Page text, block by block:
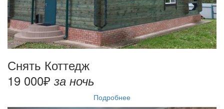
Снять Коттедж
19 000₽ за ночь
Подробнее